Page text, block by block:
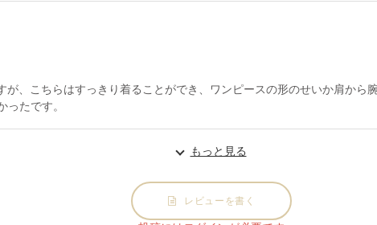
、こちらはすっきり着ることができ、ワンピースの形のせいか肩か
ったです。
もっと見る
レビューを書く